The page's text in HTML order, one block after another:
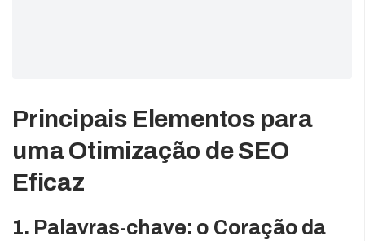
Principais Elementos para
uma Otimização de SEO
Eficaz
1. Palavras-chave: o Coração da